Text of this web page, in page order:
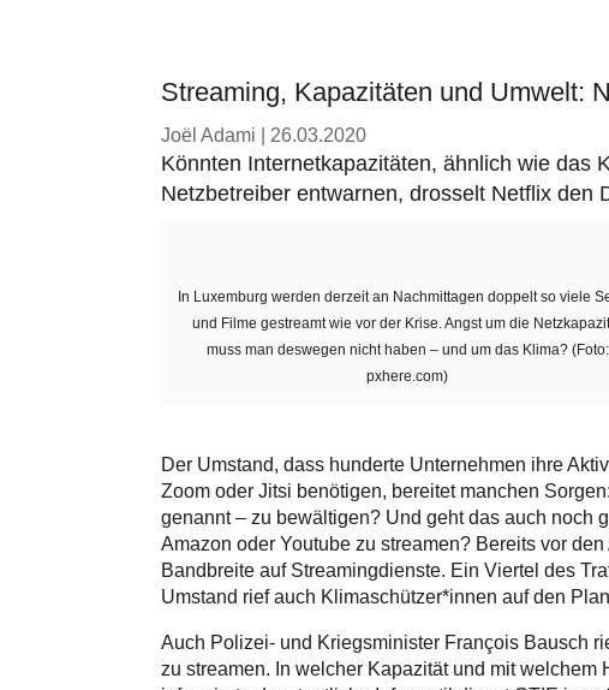
Streaming, Kapazitäten und Umwelt:
Joël Adami 26.03.2020
Könnten Internetkapazitäten, ähnlich wie das
Netzbetreiber entwarnen, drosselt Netflix den
In Luxemburg werden derzeit an Nachmittagen doppelt so viele
und Filme gestreamt wie vor der Krise. Angst um die
muss man deswegen nicht haben – und um das Klima? (Foto:
pxhere.com)
Der Umstand, dass hunderte Unternehmen ihre
Zoom oder Jitsi benötigen, bereitet manchen
genannt – zu bewältigen? Und geht das auch noch
Amazon oder Youtube zu streamen? Bereits vor
Bandbreite auf Streamingdienste. Ein Viertel des
Umstand rief auch Klimaschützer*innen auf den
Auch Polizei- und Kriegsminister François Bausch
zu streamen. In welcher Kapazität und mit